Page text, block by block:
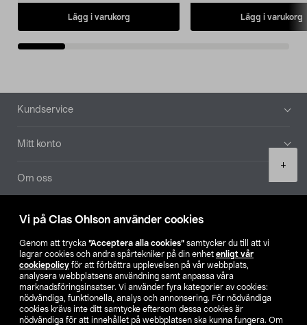
Vi på Clas Ohlson använder cookies
Genom att trycka ”Acceptera alla cookies” samtycker du till att vi
lagrar cookies och andra spårtekniker på din enhet enligt vår
cookiepolicy för att förbättra upplevelsen på vår webbplats,
analysera webbplatsens användning samt anpassa våra
marknadsföringsinsatser. Vi använder fyra kategorier av cookies:
nödvändiga, funktionella, analys och annonsering. För nödvändiga
cookies krävs inte ditt samtycke eftersom dessa cookies är
nödvändiga för att innehållet på webbplatsen ska kunna fungera. Om
+
Lägg i varukorg Lägg i varukorg
Sidfot
Kundservice
Mitt konto
Om oss
Aktuellt
Våra bolag
Hitta butik
SE NO FI